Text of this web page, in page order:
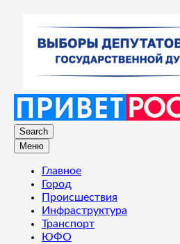
Search
Меню
Главное
Город
Происшествия
Инфраструктура
Транспорт
ЮФО